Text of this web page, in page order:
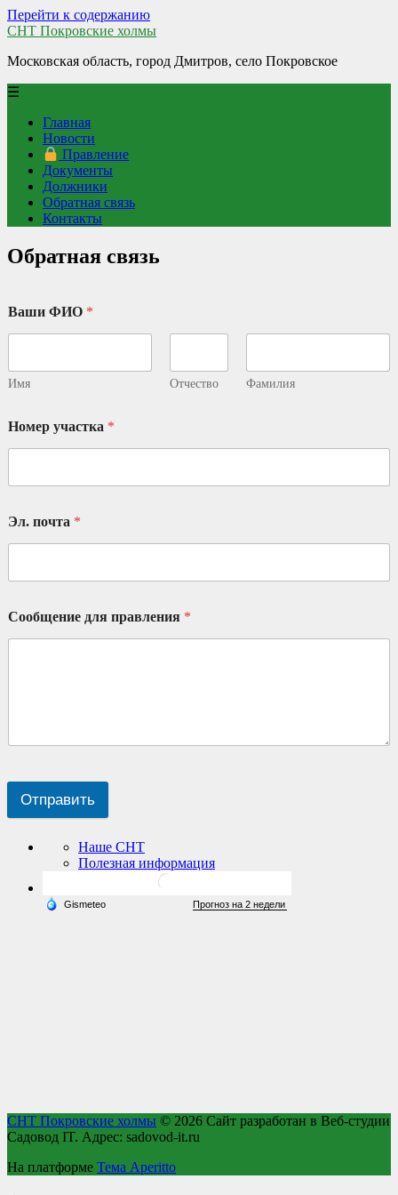
Перейти к содержанию
СНТ Покровские холмы
Московская область, город Дмитров, село Покровское
☰
Главная
Новости
Правление
Документы
Должники
Обратная связь
Контакты
Обратная связь
Ваши ФИО *
Имя Отчество Фамилия
Номер участка *
Эл. почта *
Сообщение для правления *
Отправить
Наше СНТ
Полезная информация
СНТ Покровские холмы © 2026 Сайт разработан в Веб-студии
Садовод IT. Адрес: sadovod-it.ru
На платформе Тема Aperitto